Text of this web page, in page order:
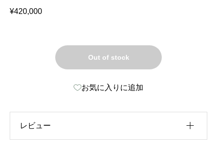
¥420,000
Out of stock
お気に入りに追加
レビュー